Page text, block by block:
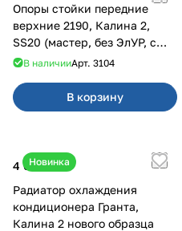
Опоры стойки передние
верхние 2190, Калина 2,
SS20 (мастер, без ЭлУР, с
подшипником) 2шт 10122
В наличииАрт. 3104
В корзину
Новинка
4 050 ₽
Радиатор охлаждения
кондиционера Гранта,
Калина 2 нового образца